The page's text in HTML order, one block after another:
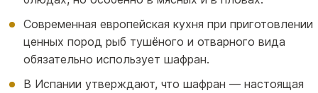
Современная европейская кухня при приготовлении
ценных пород рыб тушёного и отварного вида
обязательно использует шафран.
В Испании утверждают, что шафран — настоящая